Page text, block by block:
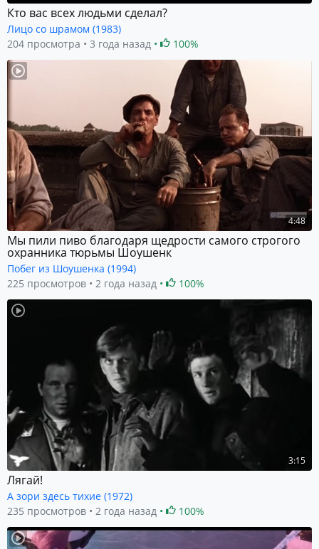
Кто вас всех людьми сделал?
Лицо со шрамом (1983)
204 просмотра
3 года назад 100%
4:48
Мы пили пиво благодаря щедрости самого строгого
охранника тюрьмы Шоушенк
Побег из Шоушенка (1994)
225 просмотров
2 года назад 100%
3:15
Лягай!
А зори здесь тихие (1972)
235 просмотров
2 года назад 100%